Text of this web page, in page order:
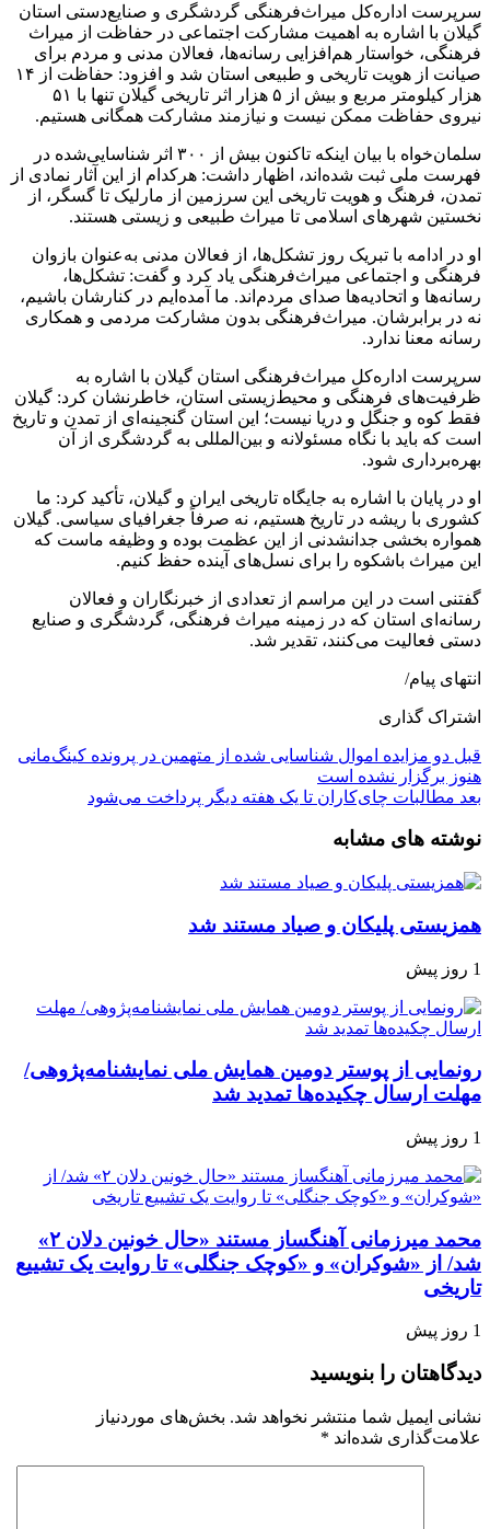
سرپرست اداره‌کل میراث‌فرهنگی گردشگری و صنایع‌دستی استان
گیلان با اشاره به اهمیت مشارکت اجتماعی در حفاظت از میراث
فرهنگی، خواستار هم‌افزایی رسانه‌ها، فعالان مدنی و مردم برای
صیانت از هویت تاریخی و طبیعی استان شد و افزود: حفاظت از ۱۴
هزار کیلومتر مربع و بیش از ۵ هزار اثر تاریخی گیلان تنها با ۵۱
نیروی حفاظت ممکن نیست و نیازمند مشارکت همگانی هستیم.
سلمان‌خواه با بیان اینکه تاکنون بیش از ۳۰۰ اثر شناسایی‌شده در
فهرست ملی ثبت شده‌اند، اظهار داشت: هرکدام از این آثار نمادی از
تمدن، فرهنگ و هویت تاریخی این سرزمین از مارلیک تا گسگر، از
نخستین شهرهای اسلامی تا میراث طبیعی و زیستی هستند.
او در ادامه با تبریک روز تشکل‌ها، از فعالان مدنی به‌عنوان بازوان
فرهنگی و اجتماعی میراث‌فرهنگی یاد کرد و گفت: تشکل‌ها،
رسانه‌ها و اتحادیه‌ها صدای مردم‌اند. ما آمده‌ایم در کنارشان باشیم،
نه در برابرشان. میراث‌فرهنگی بدون مشارکت مردمی و همکاری
رسانه معنا ندارد.
سرپرست اداره‌کل میراث‌فرهنگی استان گیلان با اشاره به
ظرفیت‌های فرهنگی و محیط‌زیستی استان، خاطرنشان کرد: گیلان
فقط کوه و جنگل و دریا نیست؛ این استان گنجینه‌ای از تمدن و تاریخ
است که باید با نگاه مسئولانه و بین‌المللی به گردشگری از آن
بهره‌برداری شود.
او در پایان با اشاره به جایگاه تاریخی ایران و گیلان، تأکید کرد: ما
کشوری با ریشه در تاریخ هستیم، نه صرفاً جغرافیای سیاسی. گیلان
همواره بخشی جدانشدنی از این عظمت بوده و وظیفه ماست که
این میراث باشکوه را برای نسل‌های آینده حفظ کنیم‌.
گفتنی است در این مراسم از تعدادی از خبرنگاران و فعالان
رسانه‌ای استان که در زمینه میراث فرهنگی، گردشگری و صنایع
دستی فعالیت می‌کنند، تقدیر شد.
انتهای پیام/
اشتراک گذاری
قبل دو مزایده اموال شناسایی شده از متهمین در پرونده کینگ‌مانی
هنوز برگزار نشده است
بعد مطالبات چای‌کاران تا یک هفته دیگر پرداخت می‌شود
نوشته های مشابه
همزیستی پلیکان و صیاد مستند شد
1 روز پیش
رونمایی از پوستر دومین همایش ملی نمایشنامه‌پژوهی/
مهلت ارسال چکیده‌ها تمدید شد
1 روز پیش
محمد میرزمانی آهنگساز مستند «حال خونین دلان ۲»
شد/ از «شوکران» و «کوچک جنگلی» تا روایت یک تشییع
تاریخی
1 روز پیش
دیدگاهتان را بنویسید
نشانی ایمیل شما منتشر نخواهد شد. بخش‌های موردنیاز
علامت‌گذاری شده‌اند *